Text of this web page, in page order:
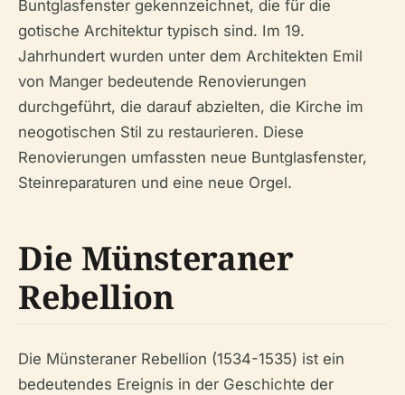
Buntglasfenster gekennzeichnet, die für die
gotische Architektur typisch sind. Im 19.
Jahrhundert wurden unter dem Architekten Emil
von Manger bedeutende Renovierungen
durchgeführt, die darauf abzielten, die Kirche im
neogotischen Stil zu restaurieren. Diese
Renovierungen umfassten neue Buntglasfenster,
Steinreparaturen und eine neue Orgel.
Die Münsteraner
Rebellion
Die Münsteraner Rebellion (1534-1535) ist ein
bedeutendes Ereignis in der Geschichte der